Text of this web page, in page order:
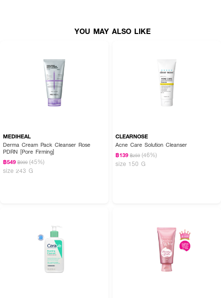
YOU MAY ALSO LIKE
MEDIHEAL
Derma Cream Pack Cleanser Rose
PDRN [Pore Firming]
฿549 ฿999 (45%)
size 243 G
CLEARNOSE
Acne Care Solution Cleanser
฿139 ฿259 (46%)
size 150 G